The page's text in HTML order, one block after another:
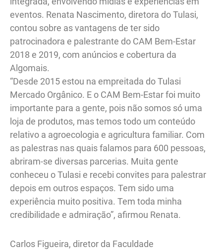
eventos. Renata Nascimento, diretora do Tulasi,
contou sobre as vantagens de ter sido
patrocinadora e palestrante do CAM Bem-Estar
2018 e 2019, com anúncios e cobertura da
Algomais.
“Desde 2015 estou na empreitada do Tulasi
Mercado Orgânico. E o CAM Bem-Estar foi muito
importante para a gente, pois não somos só uma
loja de produtos, mas temos todo um conteúdo
relativo a agroecologia e agricultura familiar. Com
as palestras nas quais falamos para 600 pessoas,
abriram-se diversas parcerias. Muita gente
conheceu o Tulasi e recebi convites para palestrar
depois em outros espaços. Tem sido uma
experiência muito positiva. Tem toda minha
credibilidade e admiração”, afirmou Renata.
Carlos Figueira, diretor da Faculdade